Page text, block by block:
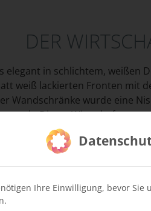
DER
in schlichtem, weißen
weiß lackierten Fronten mit
Wandschränke wurde eine
ab. Dieser
Ihre Einwilligung, bevor Sie